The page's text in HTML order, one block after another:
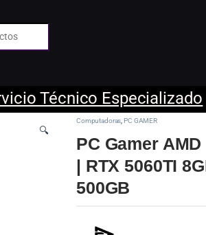
Técnico Especializado
🔍
Computadoras ,PC GAMER
PC Gamer
| RTX 5060TI
500GB